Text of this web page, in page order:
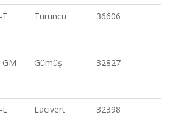
T
Turuncu 36606
Gümüş 32827
L Lacivert 32398